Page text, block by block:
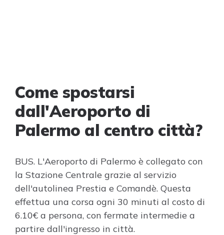
Come spostarsi
dall'Aeroporto di
Palermo al centro città?
BUS. L'Aeroporto di Palermo è collegato con
la Stazione Centrale grazie al servizio
dell'autolinea Prestia e Comandè. Questa
effettua una corsa ogni 30 minuti al costo di
6.10€ a persona, con fermate intermedie a
partire dall'ingresso in città.